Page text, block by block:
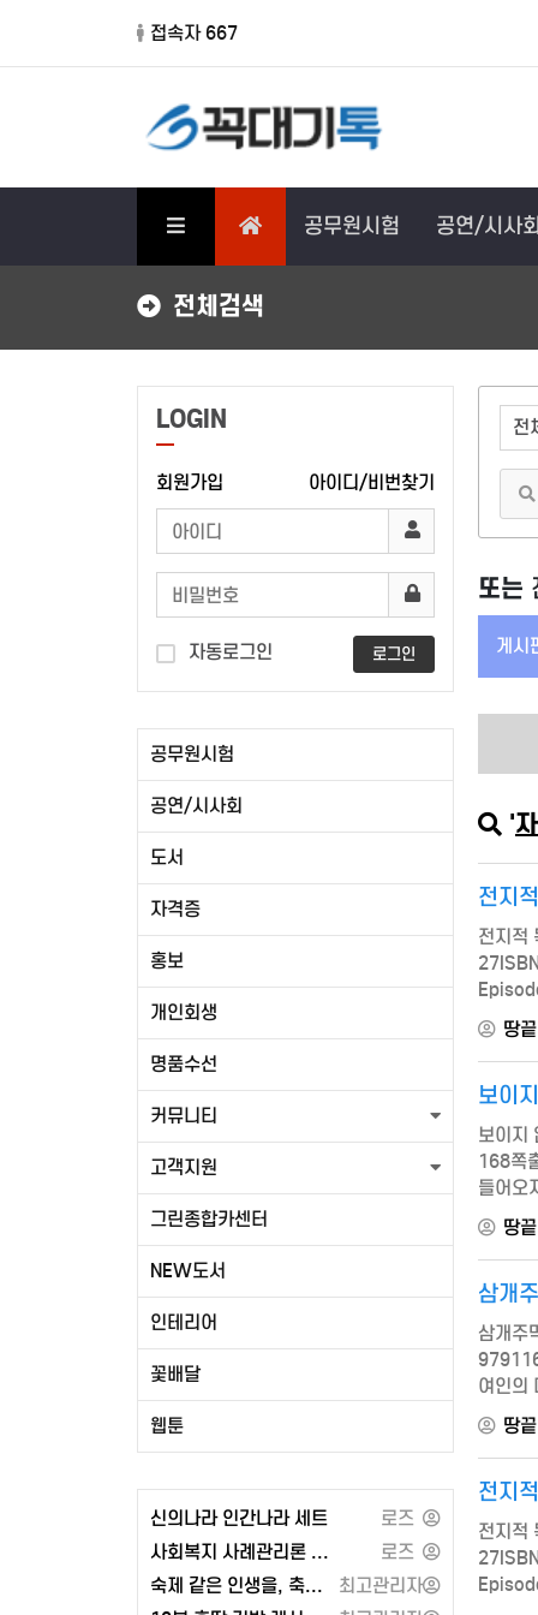
접속자 667
공무원시험 공연/시사
전체검색
LOGIN
회원가입 아이디/비번찾기
자동로그인 로그인
공무원시험
공연/시사회
도서
자격증
홍보
개인회생
명품수선
커뮤니티
고객지원
그린종합카센터
NEW도서
인테리어
꽃배달
웹툰
신의나라 인간나라 세트
로즈
사회복지 사례관리론 - 공동체
로즈
숙제 같은 인생을, 축제 같은 인생으로 또는 각자도생의 세계와 지정학
최고관리자
또는
게시
'
전지
전지적
200쪽
땅끝
보이
보이지
168쪽
들어오
받은
땅끝
삼개
삼개주
여인의
2021-
땅끝
전지
전지적